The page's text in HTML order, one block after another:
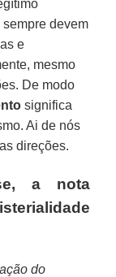
devem
e
mesmo
De modo
significa
Ai de nós
direções.
a nota
do